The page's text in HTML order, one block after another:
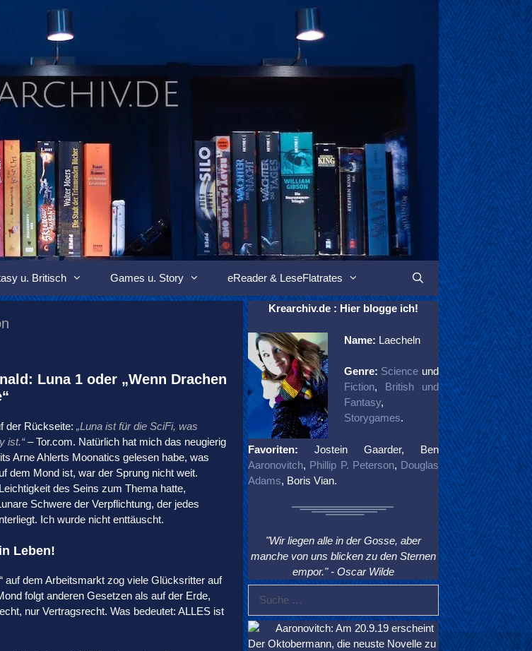
u. Britisch Games u. Story eReader & LeseFlatrates Suchen
Luna 1 oder „Wenn Drachen
der Rückseite: „Luna ist für die SciFi, was
ist.“ – Tor.com. Natürlich hat mich das neugierig
Arne Ahlerts Moonatics gelesen habe, was
dem Mond ist, war der Sprung nicht weit.
des Seins zum Thema hatte,
Schwere der Verpflichtung, der jedes
Ich wurde nicht enttäuscht.
Leben!
auf dem Arbeitsmarkt zog viele Glücksritter auf
folgt anderen Gesetzen als auf der Erde,
nur Vertragsrecht. Was bedeutet: ALLES ist
Krearchiv.de : Hier blogge ich!
Name: Laecheln
Genre: Science und
Fiction, British und
Fantasy,
Storygames.
Favoriten: Jostein Gaarder, Ben
Aaronovitch, Phillip P. Peterson, Douglas
Adams, Boris Vian.
"Wir liegen alle in der Gosse, aber
manche von uns blicken zu den Sternen
empor." - Oscar Wilde
Suche
nach:
Aaronovitch: Am 20.9.19 erscheint
Der Oktobermann, die neuste Novelle zu